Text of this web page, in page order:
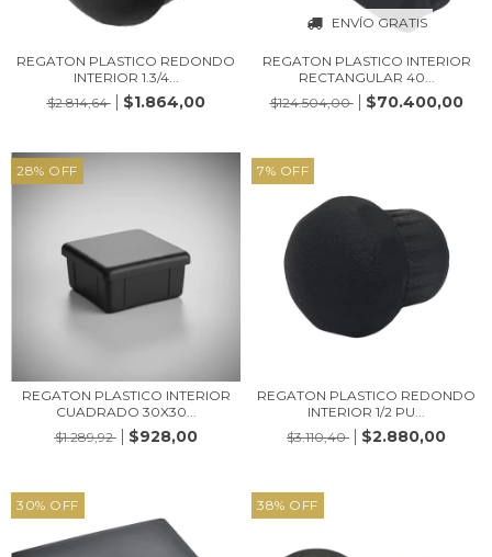
REGATON PLASTICO REDONDO
INTERIOR 1.3/4...
$2.814,64
$1.864,00
ENVÍO GRATIS
REGATON PLASTICO INTERIOR
RECTANGULAR 40...
$124.504,00
$70.400,00
28% OFF
REGATON PLASTICO INTERIOR
CUADRADO 30X30...
$1.289,92
$928,00
7% OFF
REGATON PLASTICO REDONDO
INTERIOR 1/2 PU...
$3.110,40
$2.880,00
30% OFF 38% OFF